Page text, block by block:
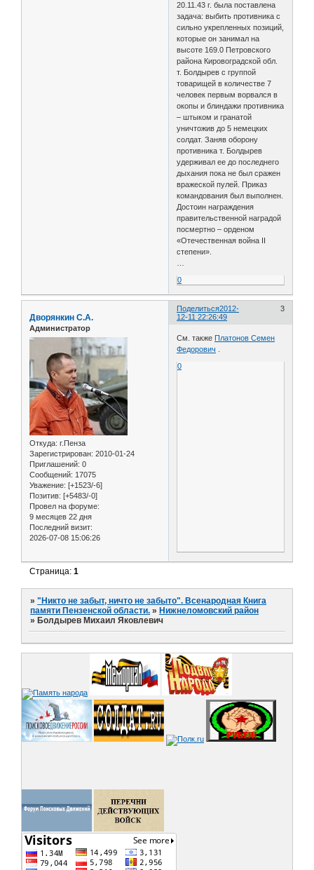
20.11.43 г. была поставлена
задача: выбить противника с
сильно укрепленных позиций,
которые он занимал на
высоте 169.0 Петровского
района Кировоградской обл.
т. Болдырев с группой
товарищей в количестве 7
человек первым ворвался в
окопы и блиндажи противника
– штыком и гранатой
уничтожив до 5 немецких
солдат. Заняв оборону
противника т. Болдырев
удерживал ее до последнего
дыхания пока не был сражен
вражеской пулей. Приказ
командования был выполнен.
Достоин награждения
правительственной наградой
посмертно – орденом
«Отечественная война II
степени».
0
Поделиться 3
2012-
12-11 22:26:49
Дворянкин С.А.
Администратор
Откуда: г.Пенза
Зарегистрирован: 2010-01-24
Приглашений: 0
Сообщений: 17075
Уважение: [+1523/-6]
Позитив: [+5483/-0]
Провел на форуме:
9 месяцев 22 дня
Последний визит:
2026-07-08 15:06:26
См. такжеПлатонов Семен
Федорович
0
Страница:1
»"Никто не забыт, ничто не забыто". Всенародная Книга
памяти Пензенской области. » Нижнеломовский район
» Болдырев Михаил Яковлевич